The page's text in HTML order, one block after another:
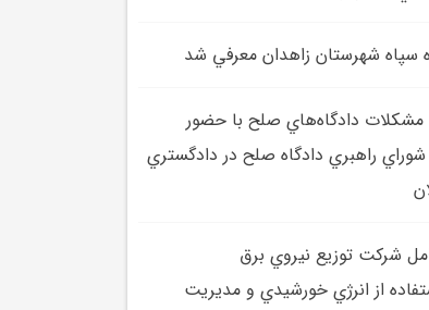
سپاه شهرستان زاهدان معرفي شد
مشکلات دادگاه‌هاي صلح با حضور
شوراي راهبري دادگاه صلح در دادگستري
شرکت توزيع نيروي برق
از انرژي خورشيدي و مديريت